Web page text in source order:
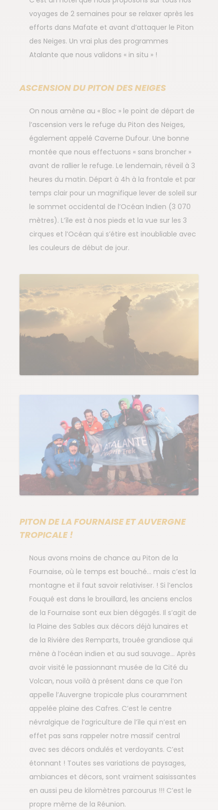
voyages de 2 semaines pour se relaxer après les
efforts dans Mafate et avant d’attaquer le Piton
des Neiges. Un vrai plus des programmes
Atalante que nous validons « in situ » !
ASCENSION DU PITON DES NEIGES
On nous amène au « Bloc » le point de départ de
l’ascension vers le refuge du Piton des Neiges,
également appelé Caverne Dufour. Une bonne
montée que nous effectuons « sans broncher »
avant de rallier le refuge. Le lendemain, réveil à 3
heures du matin. Départ à 4h à la frontale et par
temps clair pour un magnifique lever de soleil sur
le sommet occidental de l’Océan Indien (3 070
mètres). L’île est à nos pieds et la vue sur les 3
cirques et l’Océan qui s’étire est inoubliable avec
les couleurs de début de jour.
PITON DE LA FOURNAISE ET AUVERGNE
TROPICALE !
Nous avons moins de chance au Piton de la
Fournaise, où le temps est bouché… mais c’est la
montagne et il faut savoir relativiser. ! Si l’enclos
Fouqué est dans le brouillard, les anciens enclos
de la Fournaise sont eux bien dégagés. Il s’agit de
la Plaine des Sables aux décors déjà lunaires et
de la Rivière des Remparts, trouée grandiose qui
mène à l’océan indien et au sud sauvage… Après
avoir visité le passionnant musée de la Cité du
Volcan, nous voilà à présent dans ce que l’on
appelle l’Auvergne tropicale plus couramment
appelée plaine des Cafres. C’est le centre
névralgique de l’agriculture de l’île qui n’est en
effet pas sans rappeler notre massif central
avec ses décors ondulés et verdoyants. C’est
étonnant ! Toutes ses variations de paysages,
ambiances et décors, sont vraiment saisissantes
en aussi peu de kilomètres parcourus !!! C’est le
propre même de la Réunion.